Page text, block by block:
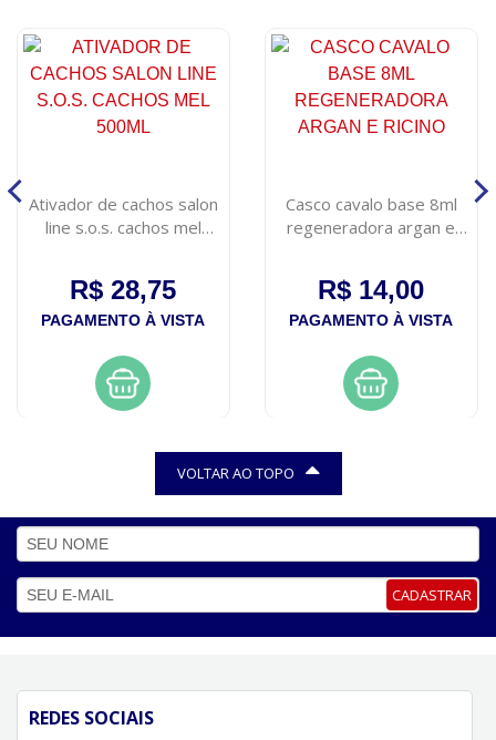
Ativador de cachos salon
line s.o.s. cachos mel
R$ 28,75
PAGAMENTO À VISTA
Casco cavalo base 8ml
regeneradora argan e
R$ 14,00
PAGAMENTO À VISTA
VOLTAR AO TOPO
CADASTRAR
REDES SOCIAIS